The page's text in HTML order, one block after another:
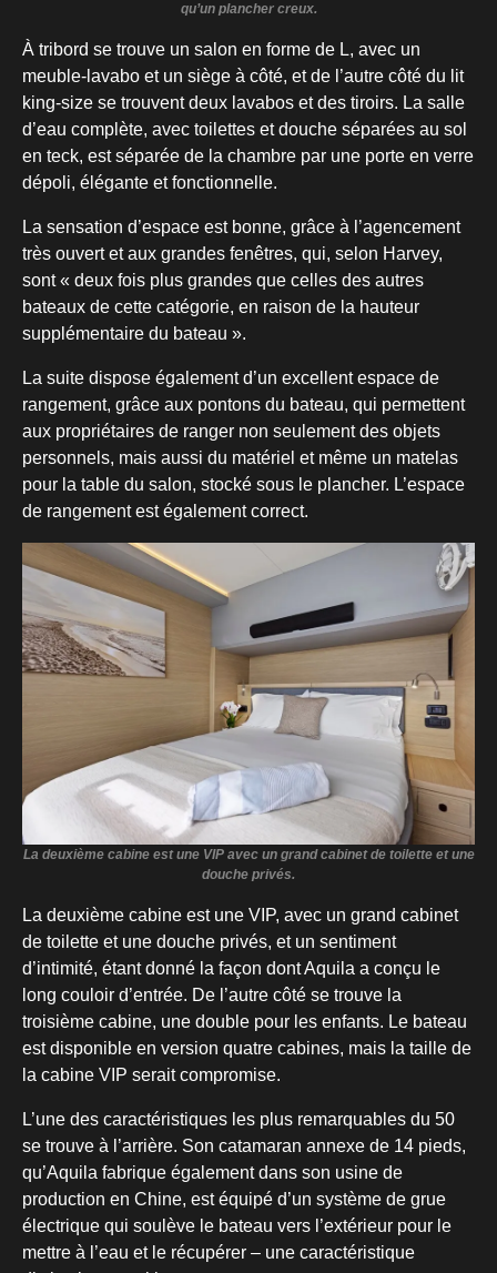
qu’un plancher creux.
À tribord se trouve un salon en forme de L, avec un
meuble-lavabo et un siège à côté, et de l’autre côté du lit
king-size se trouvent deux lavabos et des tiroirs. La salle
d’eau complète, avec toilettes et douche séparées au sol
en teck, est séparée de la chambre par une porte en verre
dépoli, élégante et fonctionnelle.
La sensation d’espace est bonne, grâce à l’agencement
très ouvert et aux grandes fenêtres, qui, selon Harvey,
sont « deux fois plus grandes que celles des autres
bateaux de cette catégorie, en raison de la hauteur
supplémentaire du bateau ».
La suite dispose également d’un excellent espace de
rangement, grâce aux pontons du bateau, qui permettent
aux propriétaires de ranger non seulement des objets
personnels, mais aussi du matériel et même un matelas
pour la table du salon, stocké sous le plancher. L’espace
de rangement est également correct.
La deuxième cabine est une VIP avec un grand cabinet de toilette et une
douche privés.
La deuxième cabine est une VIP, avec un grand cabinet
de toilette et une douche privés, et un sentiment
d’intimité, étant donné la façon dont Aquila a conçu le
long couloir d’entrée. De l’autre côté se trouve la
troisième cabine, une double pour les enfants. Le bateau
est disponible en version quatre cabines, mais la taille de
la cabine VIP serait compromise.
L’une des caractéristiques les plus remarquables du 50
se trouve à l’arrière. Son catamaran annexe de 14 pieds,
qu’Aquila fabrique également dans son usine de
production en Chine, est équipé d’un système de grue
électrique qui soulève le bateau vers l’extérieur pour le
mettre à l’eau et le récupérer – une caractéristique